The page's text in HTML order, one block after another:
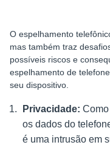
O espelhamento
mas também traz
possíveis riscos e
espelhamento de
seu dispositivo.
Privacidade:
os dados do
é uma intrusão em